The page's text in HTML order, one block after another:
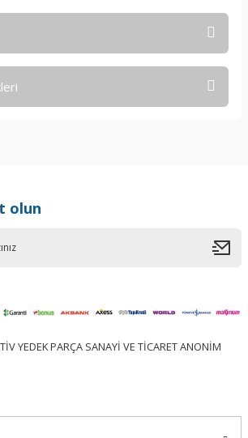
olun
YEDEK PARÇA SANAYİ VE TİCARET ANONİM